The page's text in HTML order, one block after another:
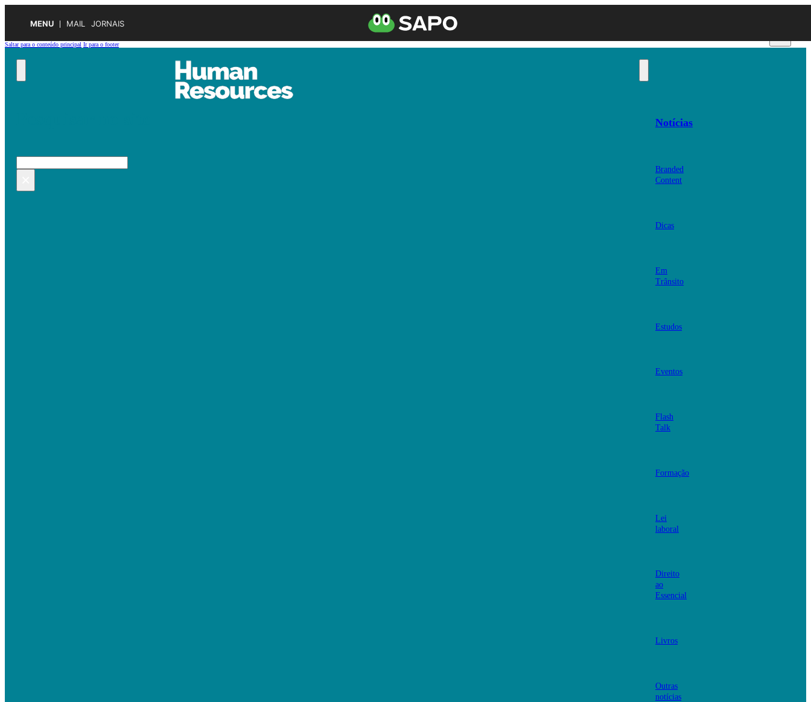
MENU MAIL JORNAIS
Saltar para o conteúdo principal Ir para o footer
Pesquisar
Notícias
Branded
Content
Dicas
Em
Trânsito
Estudos
Eventos
Flash
Talk
Formação
Lei
laboral
Direito
ao
Essencial
Livros
Outras
notícias